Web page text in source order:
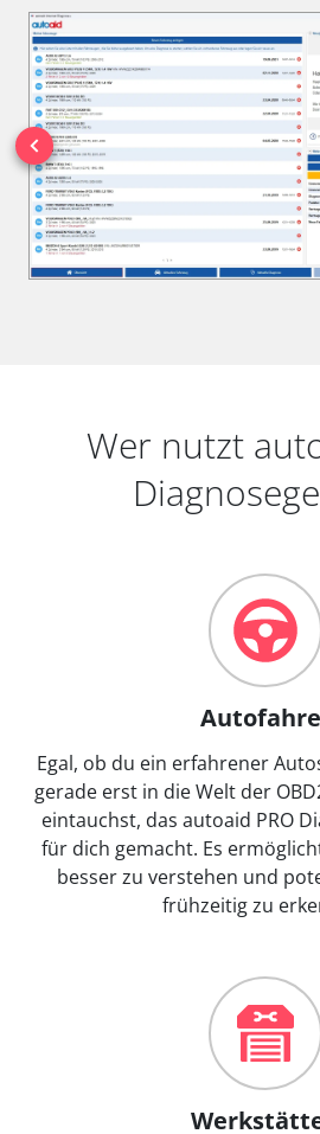
Wer nutzt
Egal, ob du ein erfahrener
gerade erst in die Welt der
eintauchst, das autoaid PRO
für dich gemacht. Es
besser zu verstehen und
frühzeitig zu